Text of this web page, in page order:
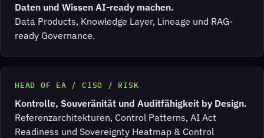
Daten und Wissen AI-ready machen.
Data Products, Knowledge Layer, Lineage und RAG-
ready Governance.
HEAD OF EA / CISO / RISK
Kontrolle, Souveränität und Auditfähigkeit by Design.
Referenzarchitekturen, Control Patterns, AI Act
Readiness und Sovereignty Heatmap & Control